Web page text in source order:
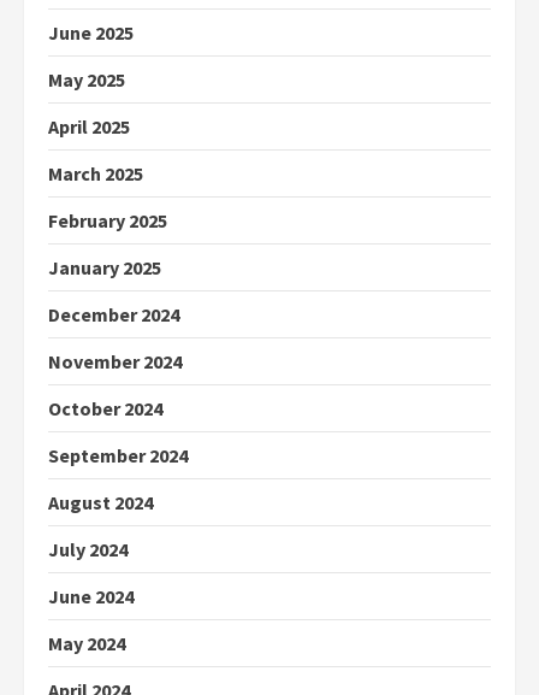
June 2025
May 2025
April 2025
March 2025
February 2025
January 2025
December 2024
November 2024
October 2024
September 2024
August 2024
July 2024
June 2024
May 2024